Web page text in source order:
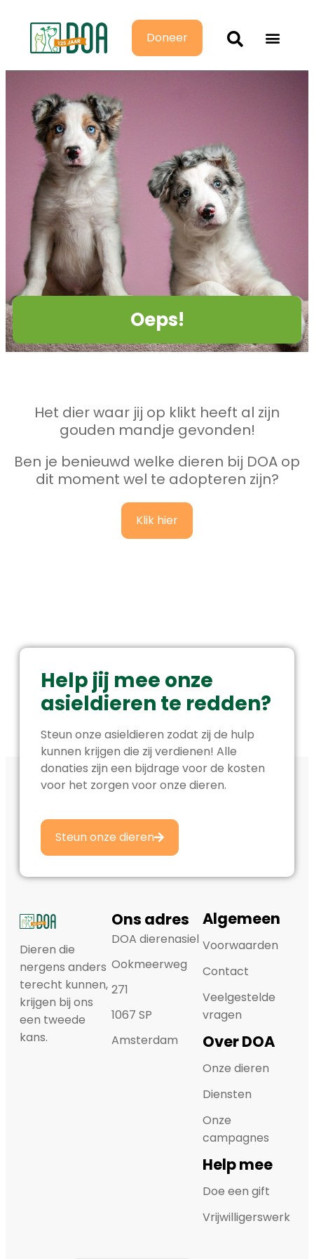
Doneer
Oeps!
Het dier waar jij op klikt heeft al zijn
gouden mandje gevonden!
Ben je benieuwd welke dieren bij DOA op
dit moment wel te adopteren zijn?
Klik hier
Help jij mee onze
asieldieren te redden?
Steun onze asieldieren zodat zij de hulp
kunnen krijgen die zij verdienen! Alle
donaties zijn een bijdrage voor de kosten
voor het zorgen voor onze dieren.
Steun onze dieren
Dieren die
nergens anders
terecht kunnen,
krijgen bij ons
een tweede
kans.
Ons adres
DOA dierenasiel
Ookmeerweg
271
1067 SP
Amsterdam
Algemeen
Voorwaarden
Contact
Veelgestelde
vragen
Over DOA
Onze dieren
Diensten
Onze
campagnes
Help mee
Doe een gift
Vrijwilligerswerk